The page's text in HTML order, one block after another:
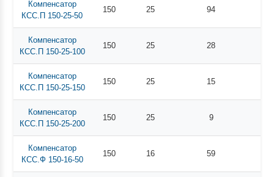
Компенсатор
КСС.П 150-25-50
150 25 94
Компенсатор
КСС.П 150-25-100
150 25 28
Компенсатор
КСС.П 150-25-150
150 25 15
Компенсатор
КСС.П 150-25-200
150 25 9
Компенсатор
КСС.Ф 150-16-50
150 16 59